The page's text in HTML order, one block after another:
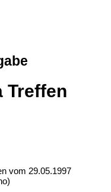
Treffen
vom 29.05.1997